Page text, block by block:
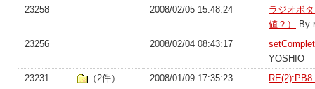
23258
2008/02/05 15:48:24
ラジオボ
値？）
By
23256
2008/02/04 08:43:17
YOSHIO
23231
（2件） 2008/01/09 17:35:23